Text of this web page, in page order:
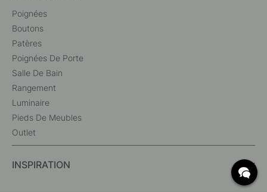
Poignées
Boutons
Patères
Poignées De Porte
Salle De Bain
Rangement
Luminaire
Pieds De Meubles
Outlet
INSPIRATION